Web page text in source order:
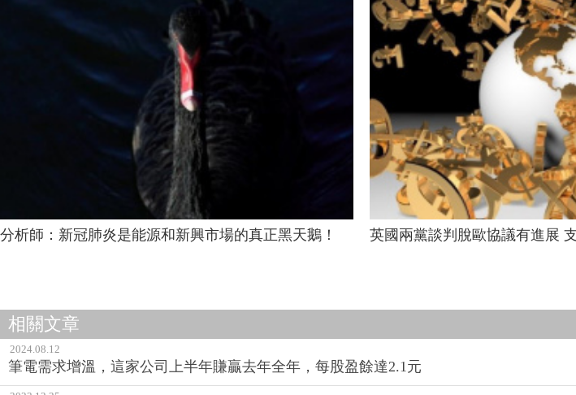
分析師：新冠肺炎是能源和新興市場的真正黑天鵝！ 英國兩黨談判脫歐協議有進展
相關文章
2024.08.12
筆電需求增溫，這家公司上半年賺贏去年全年，每股盈餘達2.1元